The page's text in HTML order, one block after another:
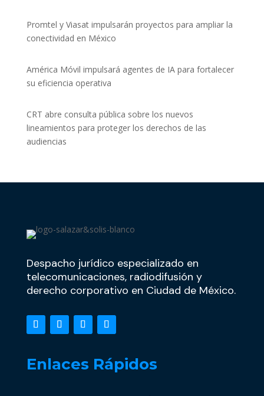
Promtel y Viasat impulsarán proyectos para ampliar la
conectividad en México
América Móvil impulsará agentes de IA para fortalecer
su eficiencia operativa
CRT abre consulta pública sobre los nuevos
lineamientos para proteger los derechos de las
audiencias
Despacho jurídico especializado en
telecomunicaciones, radiodifusión y
derecho corporativo en Ciudad de México.
Enlaces Rápidos